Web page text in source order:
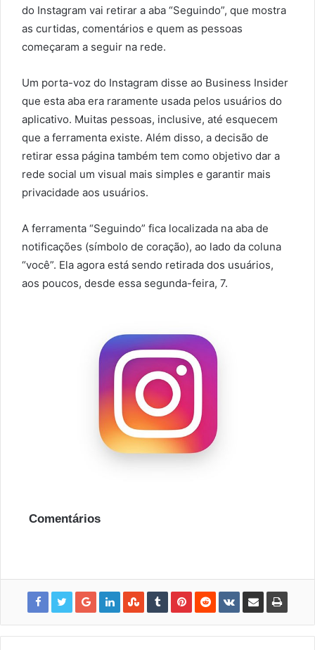
do Instagram vai retirar a aba “Seguindo”, que mostra
as curtidas, comentários e quem as pessoas
começaram a seguir na rede.
Um porta-voz do Instagram disse ao Business Insider
que esta aba era raramente usada pelos usuários do
aplicativo. Muitas pessoas, inclusive, até esquecem
que a ferramenta existe. Além disso, a decisão de
retirar essa página também tem como objetivo dar a
rede social um visual mais simples e garantir mais
privacidade aos usuários.
A ferramenta “Seguindo” fica localizada na aba de
notificações (símbolo de coração), ao lado da coluna
“você”. Ela agora está sendo retirada dos usuários,
aos poucos, desde essa segunda-feira, 7.
Comentários